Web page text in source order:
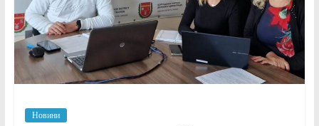
Новини